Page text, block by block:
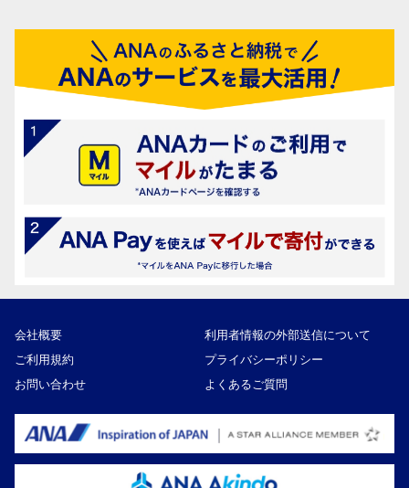
会社概要
利用者情報の外部送信について
ご利用規約
プライバシーポリシー
お問い合わせ
よくあるご質問